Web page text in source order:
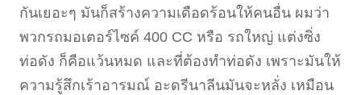
กันเยอะๆ มันก็สร้างความเดือดร้อนให้คนอื่น ผมว่า
พวกรถมอเตอร์ไซค์ 400 CC หรือ รถใหญ่ แต่งซิ่ง
ท่อดัง ก็คือแว้นหมด และที่ต้องทำท่อดัง เพราะมันให้
ความรู้สึกเร้าอารมณ์ อะดรีนาลีนมันจะหลั่ง เหมือน